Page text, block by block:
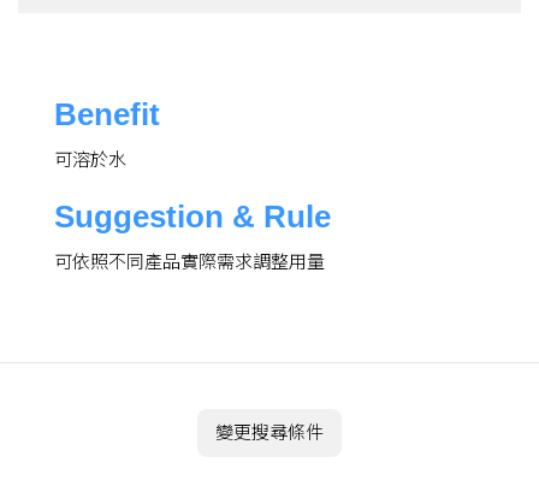
Benefit
可溶於水
Suggestion & Rule
可依照不同產品實際需求調整用量
變更搜尋條件